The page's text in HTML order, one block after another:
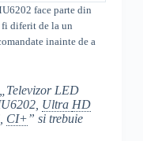
face parte din
fi diferit de la un
inainte de a
LED
Ultra HD
CI+” si trebuie